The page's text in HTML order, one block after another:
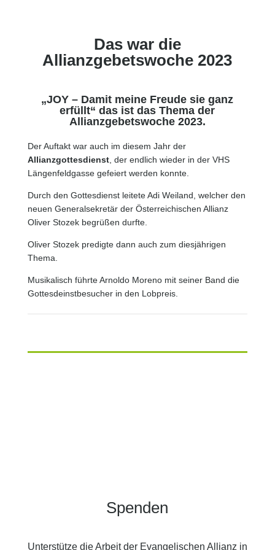
Das war die
Allianzgebetswoche 2023
„JOY – Damit meine Freude sie ganz
erfüllt“ das ist das Thema der
Allianzgebetswoche 2023.
Der Auftakt war auch im diesem Jahr der
Allianzgottesdienst, der endlich wieder in der VHS
Längenfeldgasse gefeiert werden konnte.
Durch den Gottesdienst leitete Adi Weiland, welcher den
neuen Generalsekretär der Österreichischen Allianz
Oliver Stozek begrüßen durfte.
Oliver Stozek predigte dann auch zum diesjährigen
Thema.
Musikalisch führte Arnoldo Moreno mit seiner Band die
Gottesdeinstbesucher in den Lobpreis.
Spenden
Unterstütze die Arbeit der Evangelischen Allianz in